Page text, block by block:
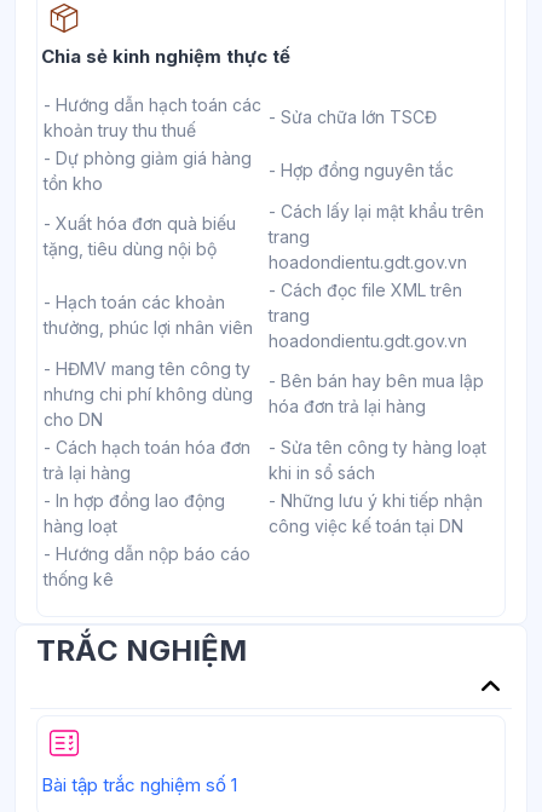
Chia sẻ kinh nghiệm thực tếHọc liệu
- Hướng dẫn hạch toán các
khoản truy thu thuế
- Sửa chữa lớn TSCĐ
- Dự phòng giảm giá hàng
tồn kho
- Hợp đồng nguyên tắc
- Xuất hóa đơn quà biếu
tặng, tiêu dùng nội bộ
- Cách lấy lại mật khẩu trên
trang
hoadondientu.gdt.gov.vn
- Hạch toán các khoản
thưởng, phúc lợi nhân viên
- Cách đọc file XML trên
trang
hoadondientu.gdt.gov.vn
- HĐMV mang tên công ty
nhưng chi phí không dùng
cho DN
- Bên bán hay bên mua lập
hóa đơn trả lại hàng
- Cách hạch toán hóa đơn
trả lại hàng
- Sửa tên công ty hàng loạt
khi in sổ sách
- In hợp đồng lao động
hàng loạt
- Những lưu ý khi tiếp nhận
công việc kế toán tại DN
- Hướng dẫn nộp báo cáo
thống kê
TRẮC NGHIỆM
Bài tập trắc nghiệm số 1